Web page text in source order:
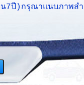
7ปี)กรุณาแนบภาพสำ